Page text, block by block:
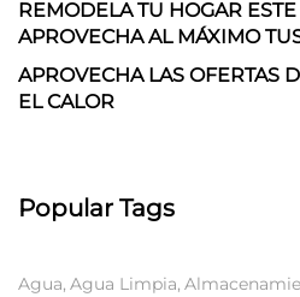
REMODELA TU HOGAR
APROVECHA AL MÁXIMO
APROVECHA LAS OFERTAS
EL CALOR
Popular Tags
Agua Agua Limpia